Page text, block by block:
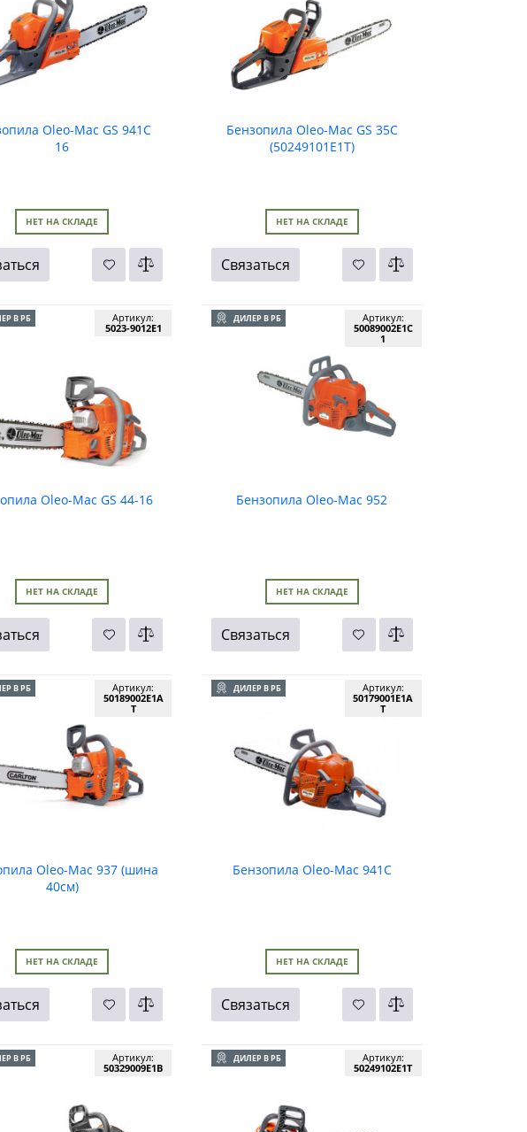
Oleo-Mac GS 941C
16
НЕТ НА СКЛАДЕ
Бензопила Oleo-Mac GS 35C
(50249101E1T)
НЕТ НА СКЛАДЕ
Связаться
В РБ
Oleo-Mac GS 44-16
Артикул:
5023-9012E1
НЕТ НА СКЛАДЕ
ДИЛЕР В РБ
Бензопила Oleo-Mac 952
Артикул:
50089002E1C
1
НЕТ НА СКЛАДЕ
Связаться
В РБ
Oleo-Mac 937 (шина
40см)
Артикул:
50189002E1A
T
НЕТ НА СКЛАДЕ
ДИЛЕР В РБ
Бензопила Oleo-Mac 941C
Артикул:
50179001E1A
T
НЕТ НА СКЛАДЕ
Связаться
В РБ
Артикул:
50329009E1B
ДИЛЕР В РБ
Артикул:
50249102E1T